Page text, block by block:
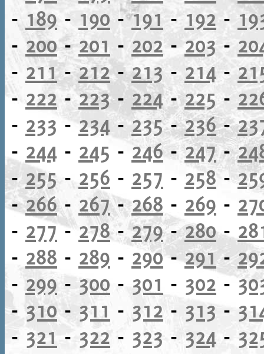
- 189 - 190 -191- 192 -
- 200-201 - 202-203 -
- 211-212-213 - 214 -
- 222 -223-224-225-
- 233 -234 -235-236-
- 244 - 245 - 246-247-
- 255- 256 - 257 - 258-
-266- 267-268 - 269 -
- 277-278-279-280-
- 288 - 289 - 290-291-
- 299 -300 - 301 - 302 -
-310- 311 - 312- 313 -
- 321 - 322 - 323 - 324 -